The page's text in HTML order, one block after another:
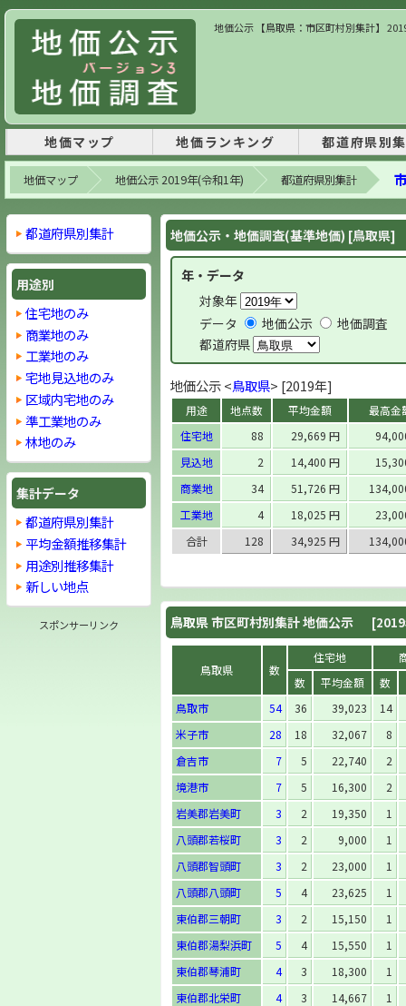
地価公示 【鳥取県：市区町村別集計】
地価マップ 地価ランキング 都道府県別
地価マップ 地価公示 2019年(令和1年) 都道府県別集計
地価公示・地価調査(基準地価) [鳥取県]
年・データ
対象年
データ
地価公示
地価調査
都道府県
地価公示 <鳥取県> [2019年]
用途 地点数 平均金額
最高金
住宅地
88 29,669 円
見込地
2 14,400 円
商業地
34 51,726 円
工業地
4 18,025 円
合計
128 34,925 円
鳥取県市区町村別集計 地価公示
鳥取県 数
住宅地
数
平均金額
数
鳥取市
54 36 39,023
14
米子市
28 18 32,067
8
倉吉市
7 5 22,740
2
境港市
7 5 16,300
2
岩美郡岩美町
3 2 19,350
1
八頭郡若桜町
3 2 9,000
1
八頭郡智頭町
3 2 23,000
1
八頭郡八頭町
5 4 23,625
1
東伯郡三朝町
3 2 15,150
1
東伯郡湯梨浜町
5 4 15,550
1
東伯郡琴浦町
4 3 18,300
1
東伯郡北栄町
4 3 14,667
1
都道府県別集計
用途別
住宅地のみ
商業地のみ
工業地のみ
宅地見込地のみ
区域内宅地のみ
準工業地のみ
林地のみ
集計データ
都道府県別集計
平均金額推移集計
用途別推移集計
新しい地点
スポンサーリンク